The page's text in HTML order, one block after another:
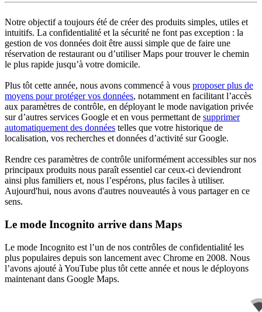
Notre objectif a toujours été de créer des produits simples, utiles et
intuitifs. La confidentialité et la sécurité ne font pas exception : la
gestion de vos données doit être aussi simple que de faire une
réservation de restaurant ou d’utiliser Maps pour trouver le chemin
le plus rapide jusqu’à votre domicile.
Plus tôt cette année, nous avons commencé à vous proposer plus de
moyens pour protéger vos données, notamment en facilitant l’accès
aux paramètres de contrôle, en déployant le mode navigation privée
sur d’autres services Google et en vous permettant de supprimer
automatiquement des données telles que votre historique de
localisation, vos recherches et données d’activité sur Google.
Rendre ces paramètres de contrôle uniformément accessibles sur nos
principaux produits nous paraît essentiel car ceux-ci deviendront
ainsi plus familiers et, nous l’espérons, plus faciles à utiliser.
Aujourd'hui, nous avons d'autres nouveautés à vous partager en ce
sens.
Le mode Incognito arrive dans Maps
Le mode Incognito est l’un de nos contrôles de confidentialité les
plus populaires depuis son lancement avec Chrome en 2008. Nous
l’avons ajouté à YouTube plus tôt cette année et nous le déployons
maintenant dans Google Maps.